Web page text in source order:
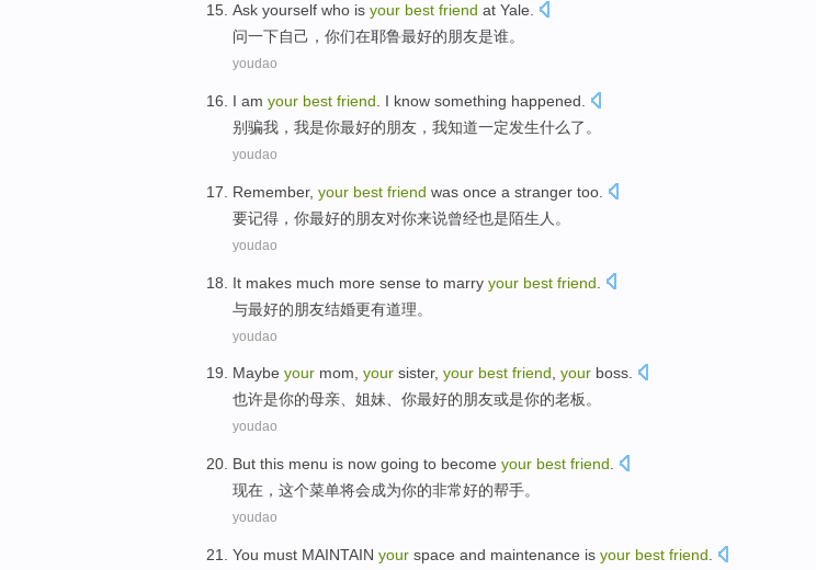
Ask yourself who is your best friend at Yale
问一下自己 ， 你们在耶鲁最好的朋友是谁。
youdao
I am your best friend . I know something happened
别骗我 ，我是你最好的朋友 ，我知道一定发生什么了。
youdao
Remember, your best friend was once a stranger too.
要记得 ， 你最好的朋友对你来说曾经也是陌生人。
youdao
It makes much more sense to marry your best friend
与最好的朋友结婚更有道理。
youdao
Maybe your mom, your sister, your best friend, your boss.
也许是你的母亲、 姐妹、你最好的朋友或是你的老板。
youdao
But this menu is now going to become your best friend
现在 ， 这个菜单将会成为你的非常好的帮手。
youdao
You must MAINTAIN your space and maintenance is your best friend